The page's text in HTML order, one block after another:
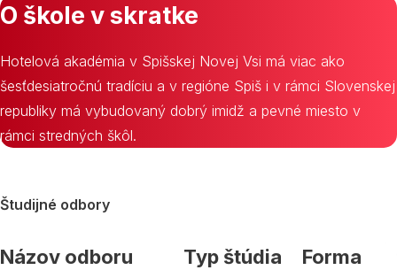
O škole v skratke
Hotelová akadémia v Spišskej Novej Vsi má viac ako
šesťdesiatročnú tradíciu a v regióne Spiš i v rámci Slovenskej
republiky má vybudovaný dobrý imidž a pevné miesto v
rámci stredných škôl.
Študijné odbory
Názov odboru Typ štúdia
Forma